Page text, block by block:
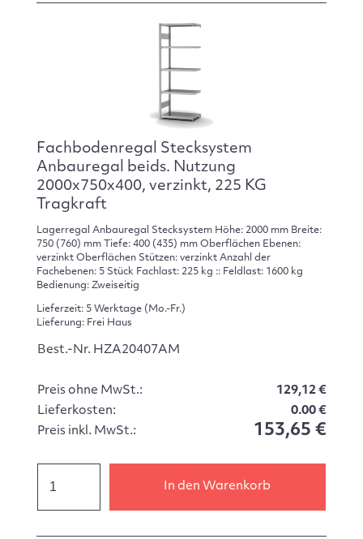
Fachbodenregal Stecksystem
Anbauregal beids. Nutzung
2000x750x400, verzinkt, 225 KG
Tragkraft
Lagerregal Anbauregal Stecksystem Höhe: 2000 mm Breite:
750 (760) mm Tiefe: 400 (435) mm Oberflächen Ebenen:
verzinkt Oberflächen Stützen: verzinkt Anzahl der
Fachebenen: 5 Stück Fachlast: 225 kg :: Feldlast: 1600 kg
Bedienung: Zweiseitig
Lieferzeit: 5 Werktage (Mo.-Fr.)
Lieferung: Frei Haus
Best.-Nr. HZA20407AM
Preis ohne MwSt.:
129,12 €
Lieferkosten:
0.00 €
Preis inkl. MwSt.:
153,65 €
In den Warenkorb